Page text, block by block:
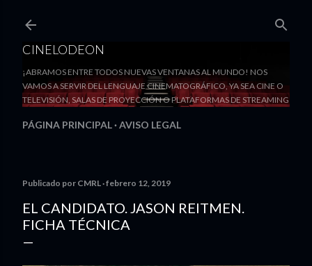
CINELODEON
¡ABRAMOS ENTRE TODOS NUEVAS VENTANAS AL MUNDO! NOS
VAMOS A SERVIR DEL LENGUAJE CINEMATOGRÁFICO, YA SEA CINE O
TELEVISIÓN, SALAS DE PROYECCIÓN O PLATAFORMAS DE STREAMING
PÁGINA PRINCIPAL AVISO LEGAL
Publicado por CMRL febrero 12, 2019
EL CANDIDATO. JASON REITMEN.
FICHA TÉCNICA